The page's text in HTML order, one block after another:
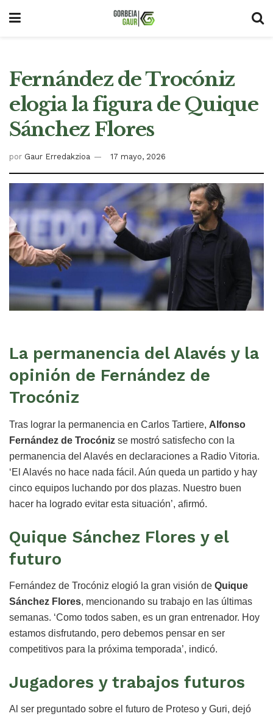
Fernández de Trocóniz
elogia la figura de Quique
Sánchez Flores
por Gaur Erredakzioa 17 mayo, 2026
La permanencia del Alavés y la
opinión de Fernández de
Trocóniz
Tras lograr la permanencia en Carlos Tartiere, Alfonso
Fernández de Trocóniz se mostró satisfecho con la
permanencia del Alavés en declaraciones a Radio Vitoria.
‘El Alavés no hace nada fácil. Aún queda un partido y hay
cinco equipos luchando por dos plazas. Nuestro buen
hacer ha logrado evitar esta situación’, afirmó.
Quique Sánchez Flores y el
futuro
Fernández de Trocóniz elogió la gran visión de Quique
Sánchez Flores, mencionando su trabajo en las últimas
semanas. ‘Como todos saben, es un gran entrenador. Hoy
estamos disfrutando, pero debemos pensar en ser
competitivos para la próxima temporada’, indicó.
Jugadores y trabajos futuros
Al ser preguntado sobre el futuro de Proteso y Guri, dejó